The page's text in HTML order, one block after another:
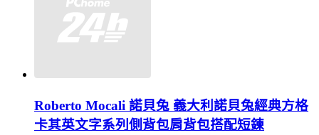
Roberto Mocali 諾貝兔 義大利諾貝兔經典方格
卡其英文字系列側背包肩背包搭配短鍊